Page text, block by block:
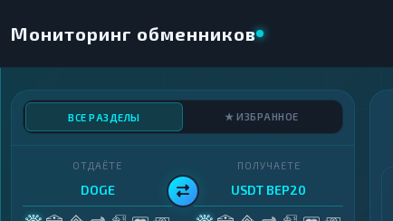
Мониторинг обменников
ВСЕ РАЗДЕЛЫ ★ ИЗБРАННОЕ
ОТДАЁТЕ
DOGE
ПОЛУЧАЕТЕ
USDT BEP20